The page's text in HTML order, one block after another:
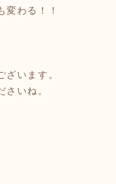
変わる！！
ざいます。
さいね。